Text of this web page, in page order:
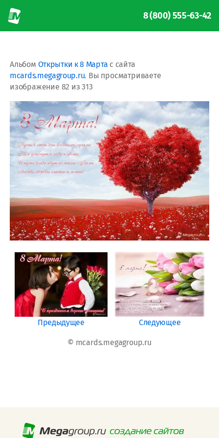
8 (800) 555-63-42
Альбом Открытки к 8 Марта с сайта
mcards.megagroup.ru. Вы просматриваете
изображение 82 из 313
Предыдущее Следующее
© mcards.megagroup.ru